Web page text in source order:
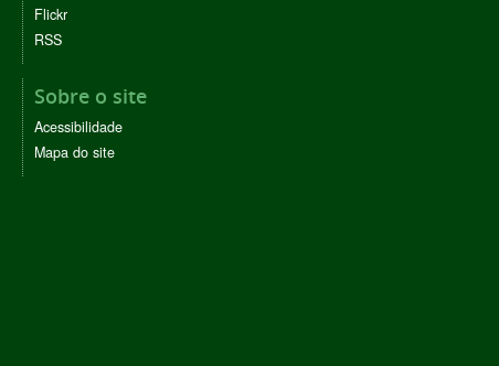
Flickr
RSS
Sobre o site
Acessibilidade
Mapa do site